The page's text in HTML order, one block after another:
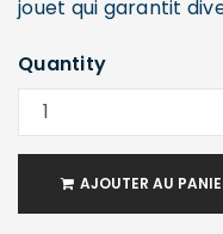
jouet qui garantit
Quantity
AJOUTER AU